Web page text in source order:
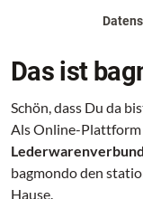
Das ist
Schön, dass Du da
Als Online-Plattform
bagmondo den
Hause.